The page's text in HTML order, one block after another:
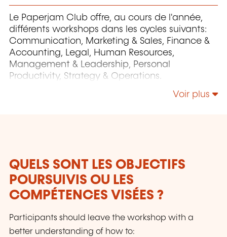
Le Paperjam Club offre, au cours de l'année,
différents workshops dans les cycles suivants:
Communication, Marketing & Sales, Finance &
Accounting, Legal, Human Resources,
Management & Leadership, Personal
Productivity, Strategy & Operations.
Voir plus
QUELS SONT LES OBJECTIFS
POURSUIVIS OU LES
COMPÉTENCES VISÉES ?
Participants should leave the workshop with a
better understanding of how to: